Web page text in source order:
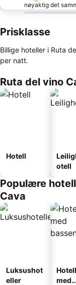
nøyaktig det
Prisklasse
Billige hoteller i Ruta
per natt.
Ruta del vino
Hotell
otell
Populære
Cava
Luksushot
eller
med